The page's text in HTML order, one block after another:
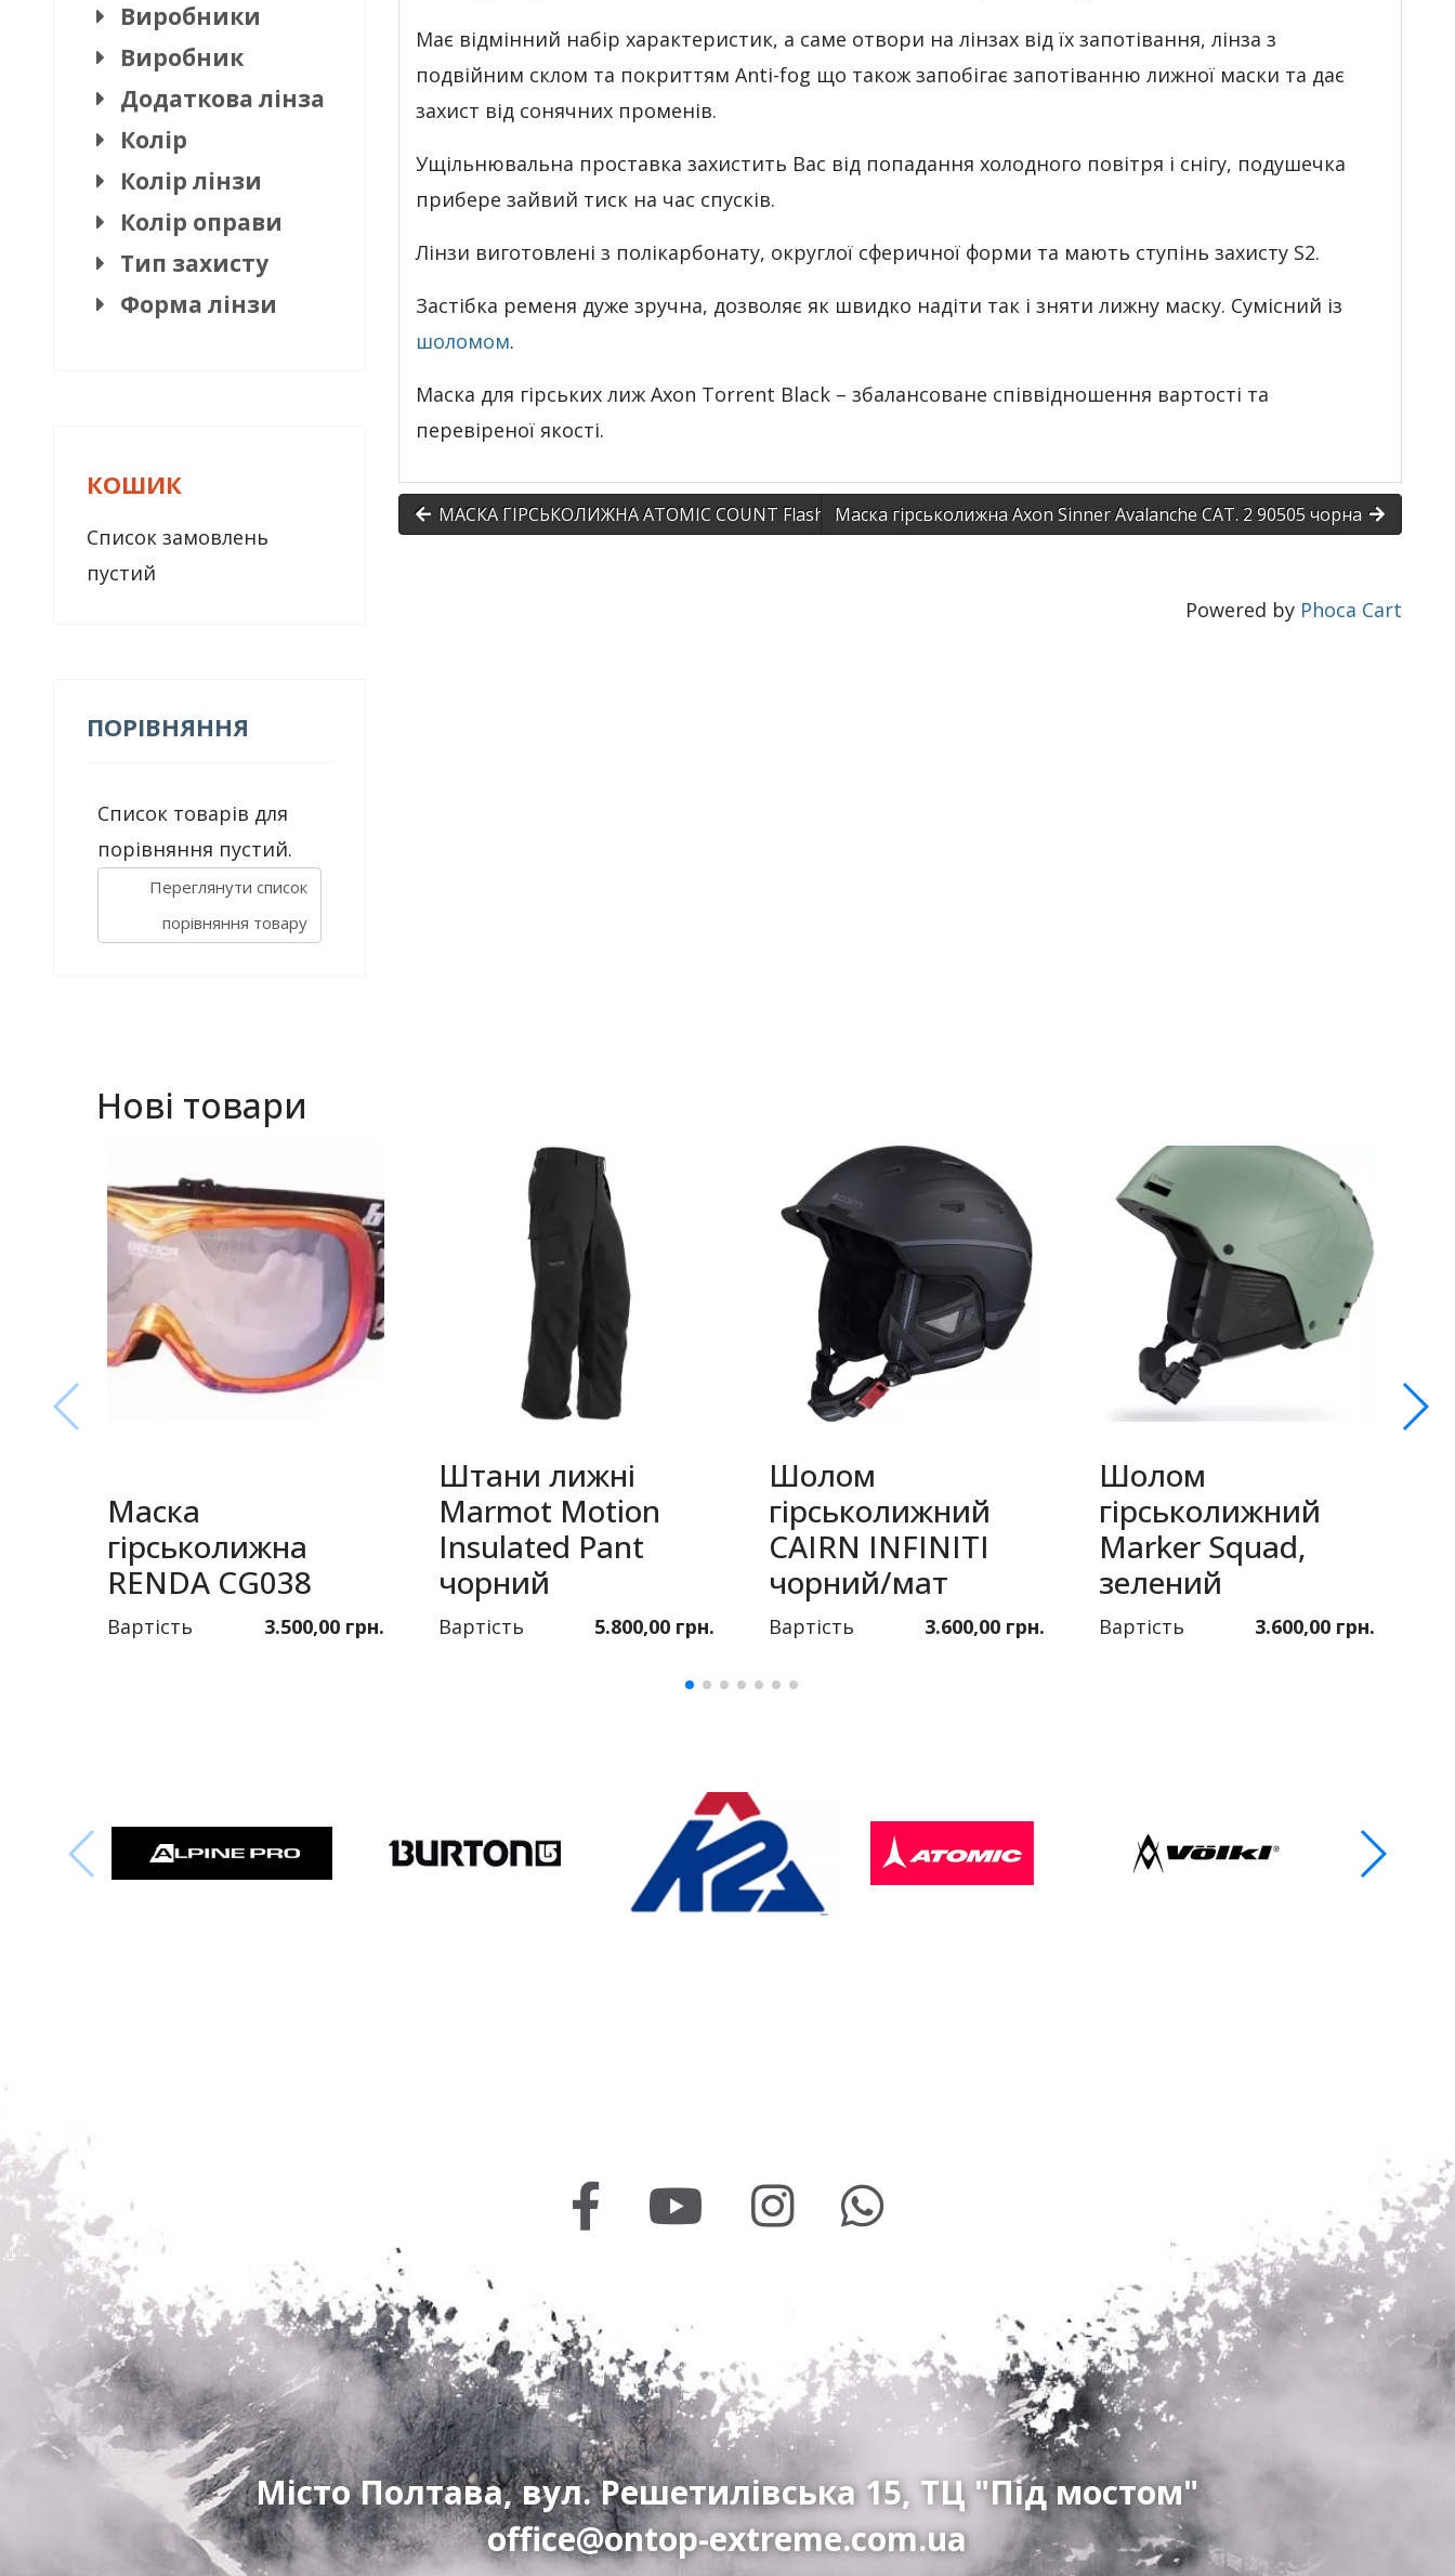
Виробники
Виробник
Додаткова лінза
Колір
Колір лінзи
Колір оправи
Тип захисту
Форма лінзи
КОШИК
Список замовлень
пустий
ПОРІВНЯННЯ
Список товарів для
порівняння пустий.
Переглянути список
порівняння товару
Має відмінний набір характеристик, а саме отвори на лінзах від їх запотівання, лінза з
подвійним склом та покриттям Anti-fog що також запобігає запотіванню лижної маски та дає
захист від сонячних променів.
Ущільнювальна проставка захистить Вас від попадання холодного повітря і снігу, подушечка
прибере зайвий тиск на час спусків.
Лінзи виготовлені з полікарбонату, округлої сферичної форми та мають ступінь захисту S2.
Застібка ременя дуже зручна, дозволяє як швидко надіти так і зняти лижну маску. Сумісний із
шоломом.
Маска для гірських лиж Axon Torrent Black – збалансоване співвідношення вартості та
перевіреної якості.
МАСКА ГІРСЬКОЛИЖНА ATOMIC COUNT Flash cat. 2 ЧОРНАМаска гірськолижна Axon Sinner Avalanche CAT. 2 90505 чорна
Powered by Phoca Cart
Нові товари
Маска
гірськолижна
RENDA CG038
Вартість 3.500,00 грн.
Штани лижні
Marmot Motion
Insulated Pant
чорний
Вартість 5.800,00 грн.
Шолом
гірськолижний
CAIRN INFINITI
чорний/мат
Вартість 3.600,00 грн.
Шолом
гірськолижний
Marker Squad,
зелений
Вартість 3.600,00 грн.
Місто Полтава, вул. Решетилівська 15, ТЦ "Під мостом"
office@ontop-extreme.com.ua